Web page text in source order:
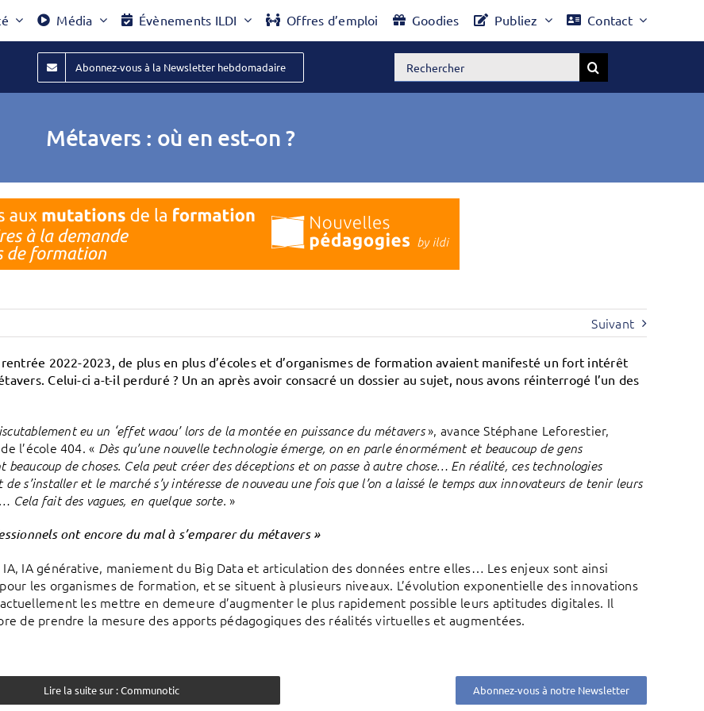
Média Évènements ILDI Offres d’emploi Goodies Publiez Contact
Abonnez-vous à la Newsletter hebdomadaire Rechercher:
Métavers : où en est-on ?
Suivant
rentrée 2022-2023, de plus en plus d’écoles et d’organismes de formation avaient manifesté un fort intérêt
Celui-ci a-t-il perduré ? Un an après avoir consacré un dossier au sujet, nous avons réinterrogé l’un des
eu un ‘effet waou’ lors de la montée en puissance du métavers», avance Stéphane Leforestier,
l’école 404. « Dès qu’une nouvelle technologie émerge, on en parle énormément et beaucoup de gens
beaucoup de choses. Cela peut créer des déceptions et on passe à autre chose… En réalité, ces technologies
s’installer et le marché s’y intéresse de nouveau une fois que l’on a laissé le temps aux innovateurs de tenir leurs
Cela fait des vagues, en quelque sorte. »
ont encore du mal à s’emparer du métavers »
IA, IA générative, maniement du Big Data et articulation des données entre elles… Les enjeux sont ainsi
les organismes de formation, et se situent à plusieurs niveaux. L’évolution exponentielle des innovations
les mettre en demeure d’augmenter le plus rapidement possible leurs aptitudes digitales. Il
de prendre la mesure des apports pédagogiques des réalités virtuelles et augmentées.
Lire la suite sur : Communotic Abonnez-vous à notre Newsletter